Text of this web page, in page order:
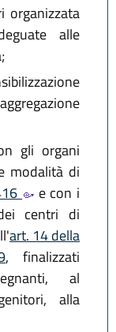
organizzata
alle
gli organi
modalità di
e con i
centri di
art. 14 della
, finalizzati
al
alla